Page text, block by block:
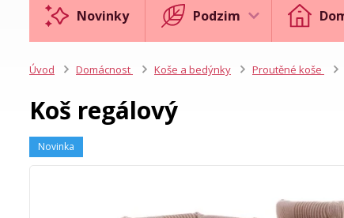
Novinky Podzim
Úvod Domácnost Koše a bedýnky Proutěné koše
Koš regálový
Novinka